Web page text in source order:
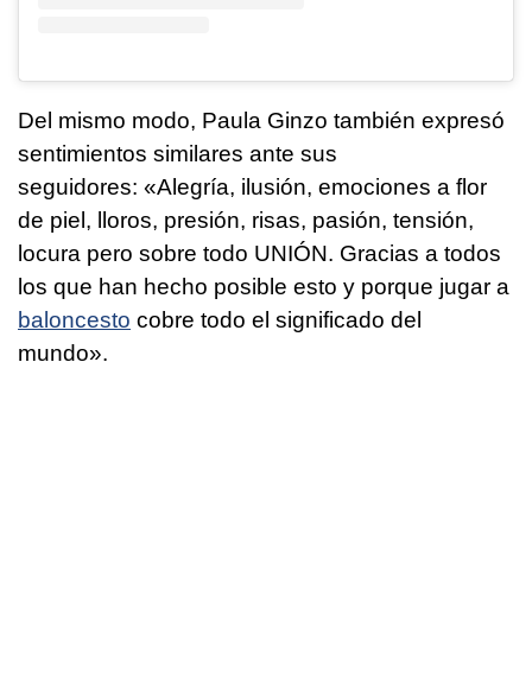
Del mismo modo, Paula Ginzo también expresó
sentimientos similares ante sus
seguidores: «Alegría, ilusión, emociones a flor
de piel, lloros, presión, risas, pasión, tensión,
locura pero sobre todo UNIÓN. Gracias a todos
los que han hecho posible esto y porque jugar a
baloncesto cobre todo el significado del
mundo».